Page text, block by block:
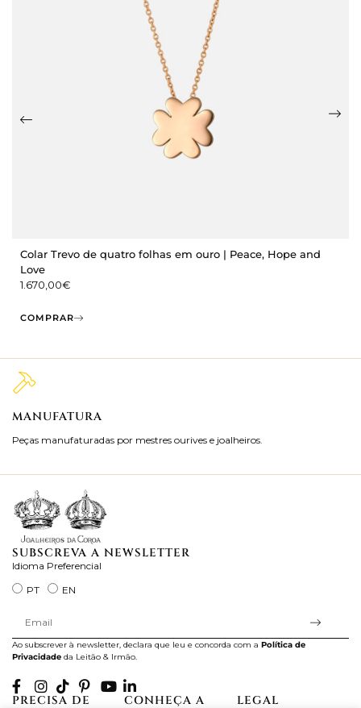
Colar Trevo de quatro folhas em ouro | Peace, Hope and
Love
1.670,00€
COMPRAR
MANUFATURA
Peças manufaturadas por mestres ourives e joalheiros.
SUBSCREVA A NEWSLETTER
Idioma Preferencial
PT
EN
Ao subscrever à newsletter, declara que leu e concorda com a Política de
Privacidade da Leitão & Irmão.
PRECISA DE
CONHEÇA A
LEGAL